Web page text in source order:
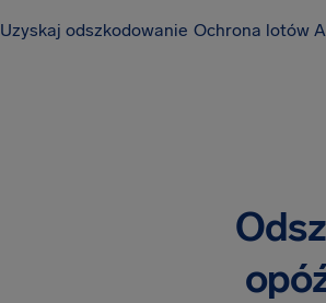
Uzyskaj odszkodowanie Ochrona lotów